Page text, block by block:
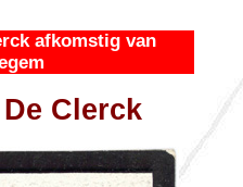
afkomstig van
Clerck